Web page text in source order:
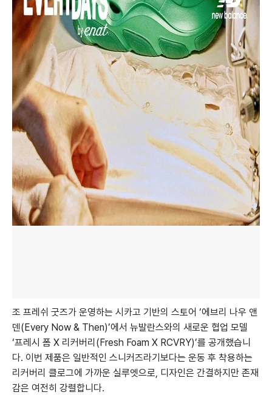
조 프레쉬 굿즈가 운영하는 시카고 기반의 스토어 ‘에브리 나우 앤
덴(Every Now & Then)’에서 뉴발란스와의 새로운 협업 모델
‘프레시 폼 X 리커버리(Fresh Foam X RCVRY)’를 공개했습니
다. 이번 제품은 일반적인 스니커즈라기보다는 운동 후 착용하는
리커버리 클로그에 가까운 실루엣으로, 디자인은 간결하지만 존재
감은 여전히 강렬합니다.